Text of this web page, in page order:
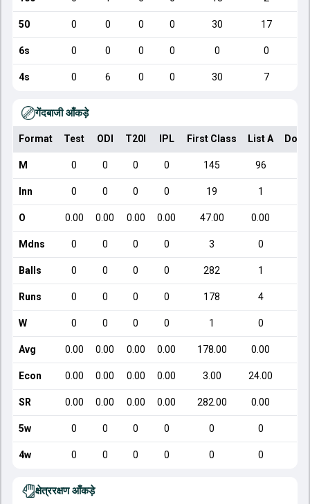
50 0 0 0 0 30 17
6s 0 0 0 0 0 0
4s 0 6 0 0 30 7
गेंदबाजी आँकड़े
Format Test ODI T20I IPL First Class List A
M 0 0 0 0 145 96
Inn 0 0 0 0 19 1
O 0.00 0.00 0.00 0.00 47.00 0.00
Mdns 0 0 0 0 3 0
Balls 0 0 0 0 282 1
Runs 0 0 0 0 178 4
W 0 0 0 0 1 0
Avg 0.00 0.00 0.00 0.00 178.00 0.00
Econ 0.00 0.00 0.00 0.00 3.00 24.00
SR 0.00 0.00 0.00 0.00 282.00 0.00
5w 0 0 0 0 0 0
4w 0 0 0 0 0 0
क्षेत्ररक्षण आँकड़े